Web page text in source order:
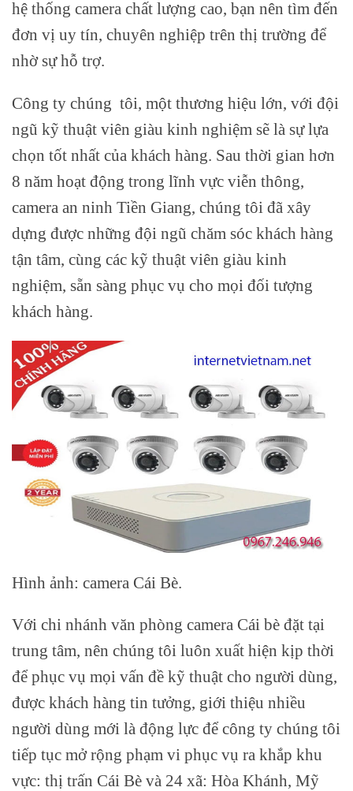
hệ thống camera chất lượng cao, bạn nên tìm đến
đơn vị uy tín, chuyên nghiệp trên thị trường để
nhờ sự hỗ trợ.
Công ty chúng tôi, một thương hiệu lớn, với đội
ngũ kỹ thuật viên giàu kinh nghiệm sẽ là sự lựa
chọn tốt nhất của khách hàng. Sau thời gian hơn
8 năm hoạt động trong lĩnh vực viễn thông,
camera an ninh Tiền Giang, chúng tôi đã xây
dựng được những đội ngũ chăm sóc khách hàng
tận tâm, cùng các kỹ thuật viên giàu kinh
nghiệm, sẵn sàng phục vụ cho mọi đối tượng
khách hàng.
Hình ảnh: camera Cái Bè.
Với chi nhánh văn phòng camera Cái bè đặt tại
trung tâm, nên chúng tôi luôn xuất hiện kịp thời
để phục vụ mọi vấn đề kỹ thuật cho người dùng,
được khách hàng tin tưởng, giới thiệu nhiều
người dùng mới là động lực để công ty chúng tôi
tiếp tục mở rộng phạm vi phục vụ ra khắp khu
vực: thị trấn Cái Bè và 24 xã: Hòa Khánh, Mỹ